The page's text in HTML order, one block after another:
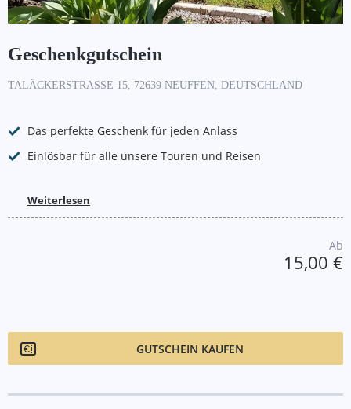
Geschenkgutschein
TALÄCKERSTRASSE 15, 72639 NEUFFEN, DEUTSCHLAND
Das perfekte Geschenk für jeden Anlass
Einlösbar für alle unsere Touren und Reisen
Weiterlesen
Ab
15,00 €
GUTSCHEIN KAUFEN